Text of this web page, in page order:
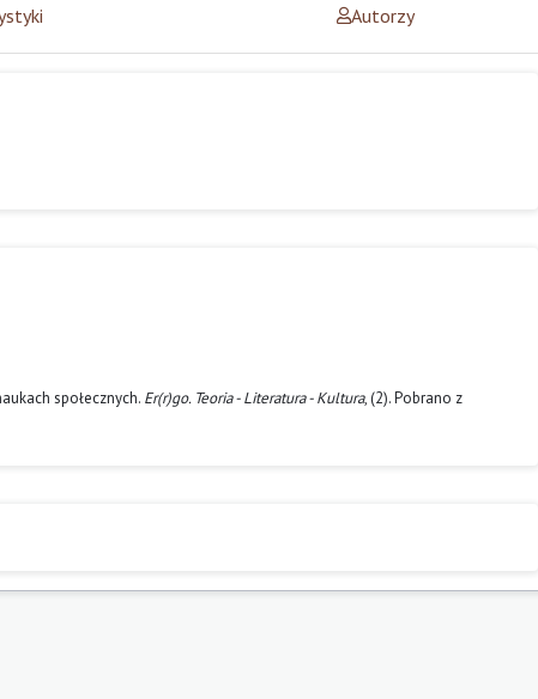
Autorzy
społecznych. Er(r)go. Teoria - Literatura - Kultura, (2). Pobrano z